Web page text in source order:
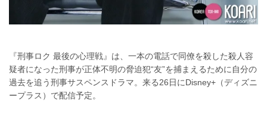
『刑事ロク 最後の心理戦』は、一本の電話で同僚を殺した殺人容
疑者になった刑事が正体不明の脅迫犯“友”を捕まえるために自分の
過去を追う刑事サスペンスドラマ。来る26日にDisney+（ディズニ
ープラス）で配信予定。